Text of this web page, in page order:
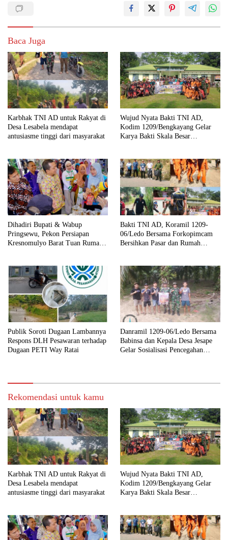
Baca Juga
Karbhak TNI AD untuk Rakyat di
Desa Lesabela mendapat
antusiasme tinggi dari masyarakat
Wujud Nyata Bakti TNI AD,
Kodim 1209/Bengkayang Gelar
Karya Bakti Skala Besar
Dihadiri Bupati & Wabup
Pringsewu, Pekon Persiapan
Kresnomulyo Barat Tuan Rumah
Bakti TNI AD, Koramil 1209-
06/Ledo Bersama Forkopimcam
Bersihkan Pasar dan Rumah
Publik Soroti Dugaan Lambannya
Respons DLH Pesawaran terhadap
Dugaan PETI Way Ratai
Danramil 1209-06/Ledo Bersama
Babinsa dan Kepala Desa Jesape
Gelar Sosialisasi Pencegahan
Rekomendasi untuk kamu
Karbhak TNI AD untuk Rakyat di
Desa Lesabela mendapat
antusiasme tinggi dari masyarakat
Wujud Nyata Bakti TNI AD,
Kodim 1209/Bengkayang Gelar
Karya Bakti Skala Besar